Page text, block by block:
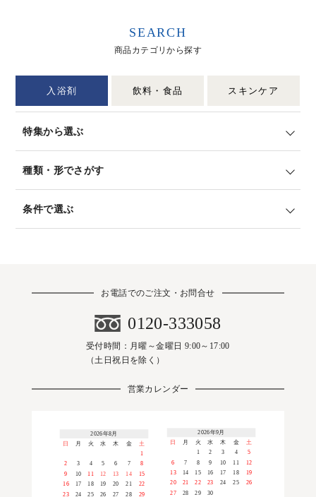
SEARCH
商品カテゴリから探す
入浴剤 飲料・食品 スキンケア
特集から選ぶ
種類・形でさがす
条件で選ぶ
お電話でのご注文・お問合せ
0120-333058
受付時間：月曜～金曜日 9:00～17:00
（土日祝日を除く）
営業カレンダー
2026年8月
日
月 火 水 木 金
土
1
2 3 4 5 6 7
8
9
10 11 12 13 14
15
16
17 18 19 20 21 22
23 24 25 26 27 28 29
2026年9月
日
月 火 水 木 金
土
1
2 3 4 5
6 7 8 9 10 11
12
13
14 15 16 17 18 19
20 21 22 23 24 25
26
27
28 29 30